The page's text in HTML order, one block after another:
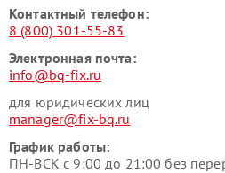
Контактный телефон:
8 (800) 301-55-83
Электронная почта:
info@bq-fix.ru
для юридических лиц
manager@fix-bq.ru
График работы:
ПН-ВСК с 9:00 до 21:00 без